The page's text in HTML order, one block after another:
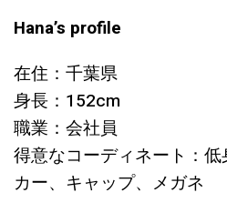
Hana’s profile
在住：千葉県
身長：152cm
職業：会社員
得意なコーディネート：
カー、キャップ、メガネ